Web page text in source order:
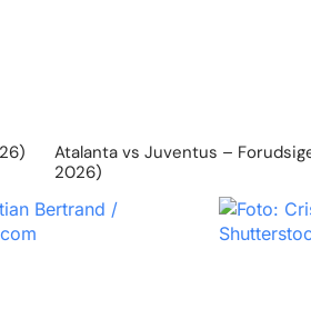
Atalanta vs Juventus –
2026)